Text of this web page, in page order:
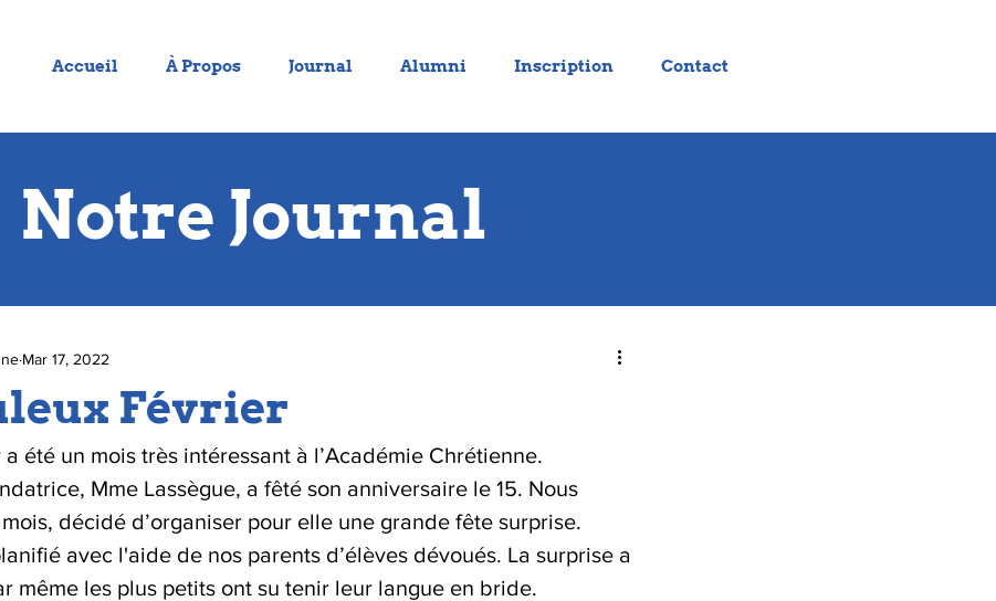
Accueil À Propos Journal Alumni Inscription Contact
Notre Journal
Février
Mar 17, 2022
été un mois très intéressant à l’Académie Chrétienne.
Mme Lassègue, a fêté son anniversaire le 15. Nous
décidé d’organiser pour elle une grande fête surprise.
avec l'aide de nos parents d’élèves dévoués. La surprise a
même les plus petits ont su tenir leur langue en bride.